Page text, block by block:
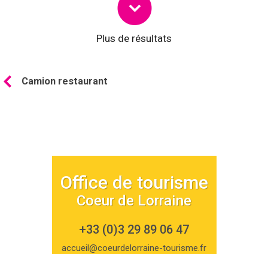
Plus de résultats
Camion restaurant
Office de tourisme
Coeur de Lorraine
+33 (0)3 29 89 06 47
accueil@coeurdelorraine-tourisme.fr